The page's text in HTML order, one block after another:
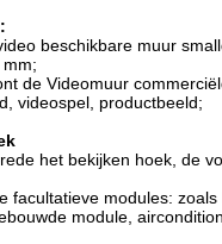
beschikbare muur
de Videomuur
videospel, productbeeld;
het bekijken hoek, de
facultatieve modules:
module,